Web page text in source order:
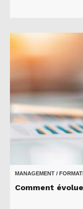
MANAGEMENT /
Comment